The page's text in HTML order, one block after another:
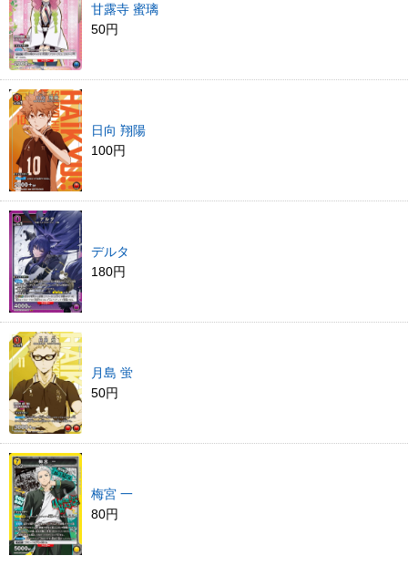
甘露寺 蜜璃
50円
日向 翔陽
100円
デルタ
180円
月島 蛍
50円
梅宮 一
80円